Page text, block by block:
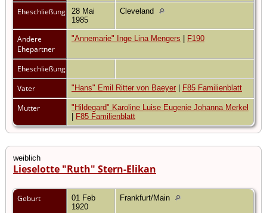
Eheschließung
28 Mai
1985
Cleveland
Andere
Ehepartner
"Annemarie" Inge Lina Mengers F190
Eheschließung
Vater
"Hans" Emil Ritter von Baeyer F85 Familienblatt
Mutter
"Hildegard" Karoline Luise Eugenie Johanna Merkel
F85 Familienblatt
weiblich
Lieselotte "Ruth" Stern-Elikan
Geburt
01 Feb
1920
Frankfurt/Main